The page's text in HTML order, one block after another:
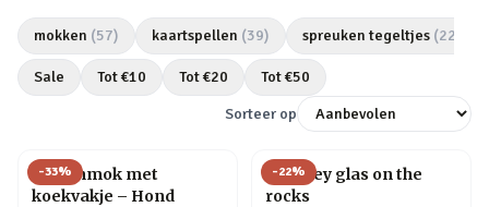
mokken (57) kaartspellen (39) spreuken tegeltjes (22
Sale Tot €10 Tot €20 Tot €50
Sorteer op
-33%
Dierenmok met
koekvakje – Hond
-22%
Whiskey glas on the
rocks